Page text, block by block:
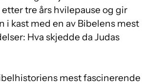
tre års hvilepause og gir
i kast med en av Bibelens mest
Hva skjedde da Judas
mest fascinerende